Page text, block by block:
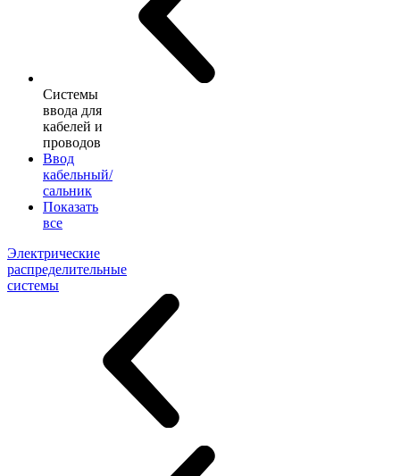
Системы
ввода для
кабелей и
проводов
Ввод
кабельный/
сальник
Показать
все
Электрические
распределительные
системы